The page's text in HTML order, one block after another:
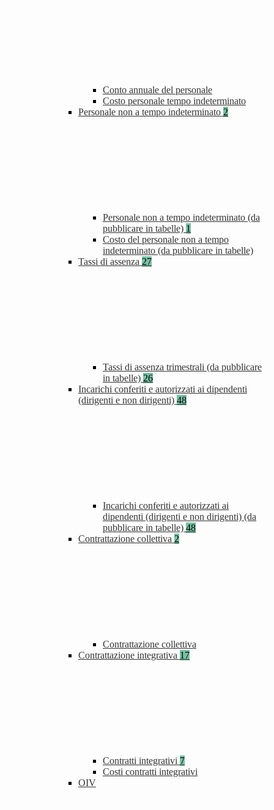
Conto annuale del personale
Costo personale tempo indeterminato
Personale non a tempo indeterminato 2
Personale non a tempo indeterminato (da
pubblicare in tabelle) 1
Costo del personale non a tempo
indeterminato (da pubblicare in tabelle)
Tassi di assenza 27
Tassi di assenza trimestrali (da pubblicare
in tabelle) 26
Incarichi conferiti e autorizzati ai dipendenti
(dirigenti e non dirigenti) 48
Incarichi conferiti e autorizzati ai
dipendenti (dirigenti e non dirigenti) (da
pubblicare in tabelle) 48
Contrattazione collettiva 2
Contrattazione collettiva
Contrattazione integrativa 17
Contratti integrativi 7
Costi contratti integrativi
OIV